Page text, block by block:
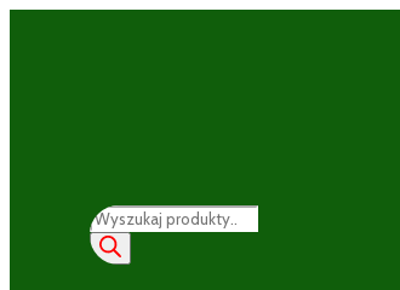
Wyszukiwarka
produktów